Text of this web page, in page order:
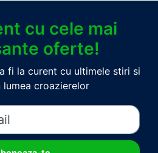
cu cele mai
oferte!
fi la curent cu ultimele stiri si
croazierelor